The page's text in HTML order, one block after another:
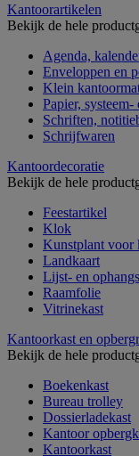
Kantoorartikelen
Bekijk de hele
Agenda,
Enveloppen en
Klein
Papier, systeem-
Schriften,
Schrijfwaren
Kantoordecoratie
Bekijk de hele
Feestartikel
Klok
Kunstplant voor
Landkaart
Lijst- en
Raamfolie
Vitrinekast
Kantoorkast en
Bekijk de hele
Boekenkast
Bureau trolley
Dossierladekast
Kantoor
Kantoorkast